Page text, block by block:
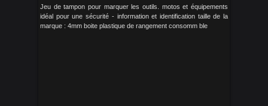
Jeu de tampon pour marquer les outils. motos et équipements
idéal pour une sécurité - information et identification taille de la
marque : 4mm boite plastique de rangement consomm ble